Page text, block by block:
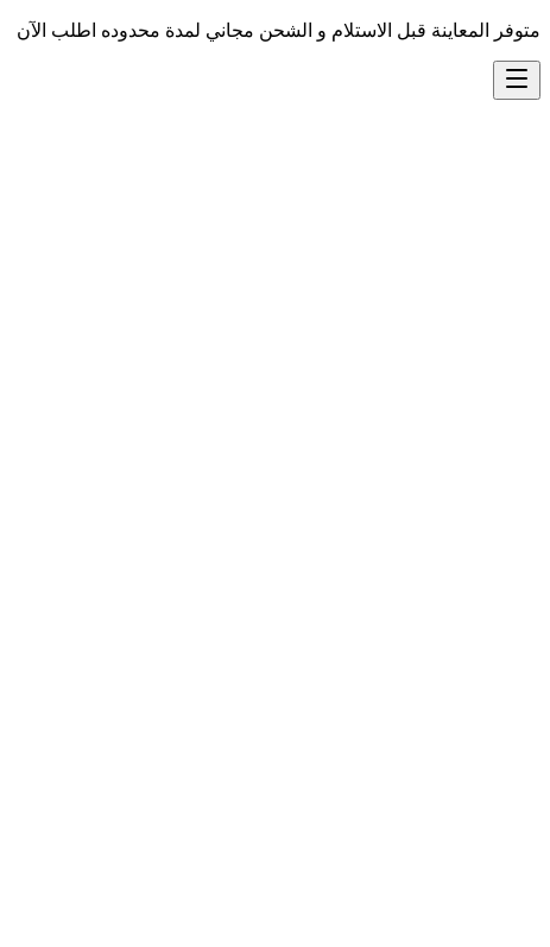
متوفر المعاينة قبل الاستلام و الشحن مجاني لمدة محدوده اطلب الآن